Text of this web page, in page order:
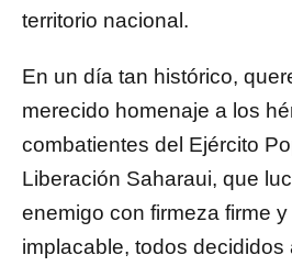
territorio nacional.
En un día tan histórico,
merecido homenaje a los
combatientes del Ejército
Liberación Saharaui, que
enemigo con firmeza firme
implacable, todos decididos